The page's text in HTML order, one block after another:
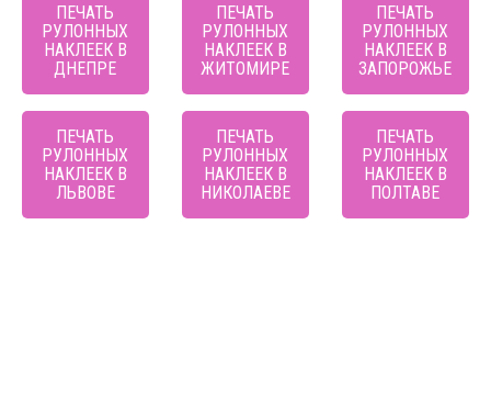
ПЕЧАТЬ
РУЛОННЫХ
НАКЛЕЕК В
ДНЕПРЕ
ПЕЧАТЬ
РУЛОННЫХ
НАКЛЕЕК В
ЖИТОМИРЕ
ПЕЧАТЬ
РУЛОННЫХ
НАКЛЕЕК В
ЗАПОРОЖЬЕ
ПЕЧАТЬ
РУЛОННЫХ
НАКЛЕЕК В
ЛЬВОВЕ
ПЕЧАТЬ
РУЛОННЫХ
НАКЛЕЕК В
НИКОЛАЕВЕ
ПЕЧАТЬ
РУЛОННЫХ
НАКЛЕЕК В
ПОЛТАВЕ